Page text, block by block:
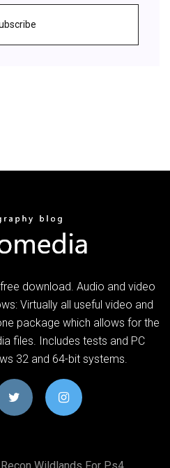
download. Audio and video
Virtually all useful video and
package which allows for the
files. Includes tests and PC
32 and 64-bit systems.